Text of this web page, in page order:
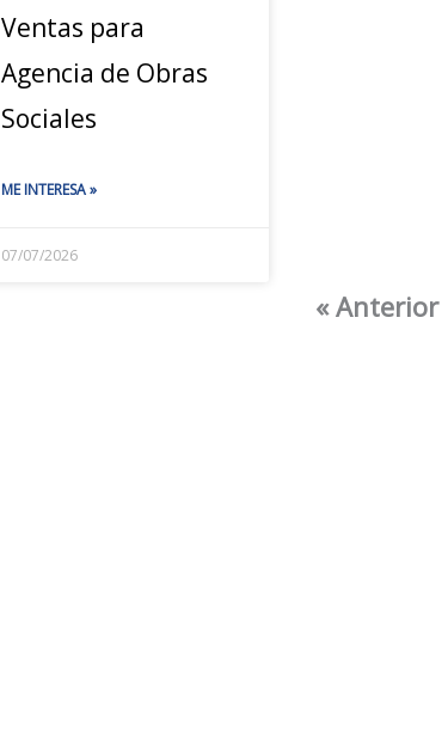
Ventas para
Agencia de Obras
Sociales
ME INTERESA »
07/07/2026
« Anterior